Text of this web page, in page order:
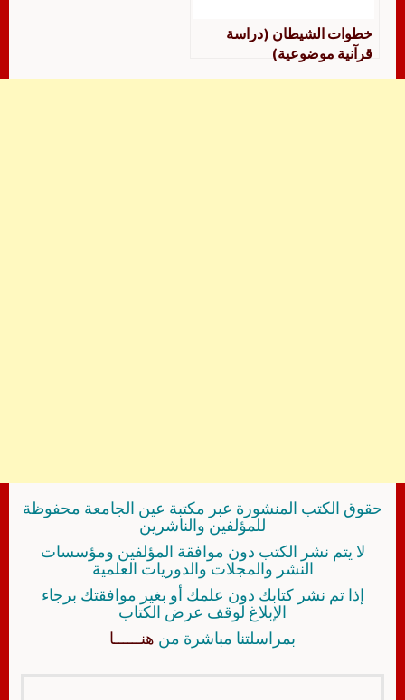
خطوات الشيطان (دراسة
قرآنية موضوعية)
حقوق الكتب المنشورة عبر مكتبة عين الجامعة محفوظة
للمؤلفين والناشرين
لا يتم نشر الكتب دون موافقة المؤلفين ومؤسسات
النشر والمجلات والدوريات العلمية
إذا تم نشر كتابك دون علمك أو بغير موافقتك برجاء
الإبلاغ لوقف عرض الكتاب
بمراسلتنا مباشرة من هنــــــا